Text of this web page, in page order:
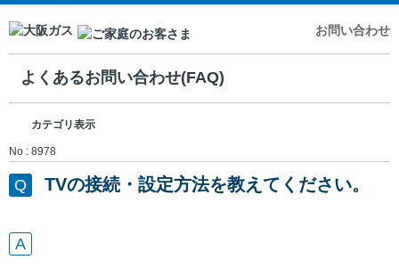
お問い合わせ
よくあるお問い合わせ(FAQ)
カテゴリ表示
No : 8978
TVの接続・設定方法を教えてください。